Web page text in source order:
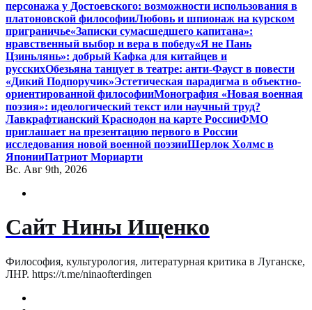
персонажа у Достоевского: возможности использования в
платоновской философииЛюбовь и шпионаж на курском
приграничье«Записки сумасшедшего капитана»:
нравственный выбор и вера в победу«Я не Пань
Цзиньлянь»: добрый Кафка для китайцев и
русскихОбезьяна танцует в театре: анти-Фауст в повести
«Дикий Подпоручик»Эстетическая парадигма в объектно-
ориентированной философииМонография «Новая военная
поэзия»: идеологический текст или научный труд?
Лавкрафтианский Краснодон на карте РоссииФМО
приглашает на презентацию первого в России
исследования новой военной поэзииШерлок Холмс в
ЯпонииПатриот Мориарти
Вс. Авг 9th, 2026
Сайт Нины Ищенко
Философия, культурология, литературная критика в Луганске,
ЛНР. https://t.me/ninaofterdingen